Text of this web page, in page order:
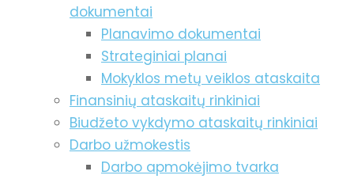
dokumentai
Planavimo dokumentai
Strateginiai planai
Mokyklos metų veiklos ataskaita
Finansinių ataskaitų rinkiniai
Biudžeto vykdymo ataskaitų rinkiniai
Darbo užmokestis
Darbo apmokėjimo tvarka